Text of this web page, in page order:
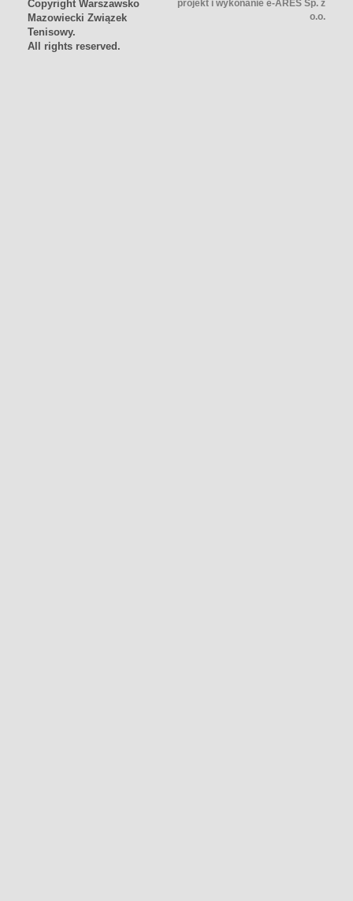
Copyright Warszawsko
Mazowiecki Związek
Tenisowy.
All rights reserved.
projekt i wykonanie e-ARES Sp. z
o.o.